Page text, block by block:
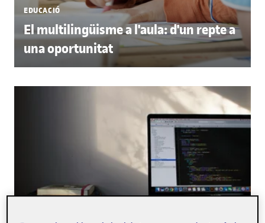
EDUCACIÓ
El multilingüisme a l'aula: d'un repte a
una oportunitat